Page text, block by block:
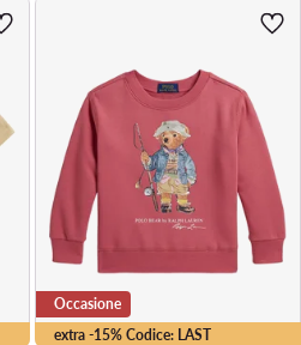
extra -15% Codice: LAST
Occasione